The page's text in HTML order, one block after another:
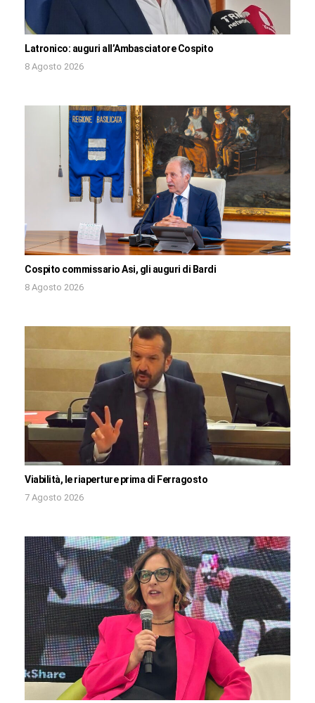
Latronico: auguri all’Ambasciatore Cospito
8 Agosto 2026
Cospito commissario Asi, gli auguri di Bardi
8 Agosto 2026
Viabilità, le riaperture prima di Ferragosto
7 Agosto 2026